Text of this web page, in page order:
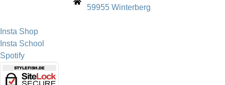
59955 Winterberg
Insta Shop
Insta School
Spotify